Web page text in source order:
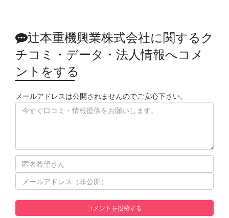
辻本重機興業株式会社に関するク
チコミ・データ・法人情報へコメ
ントをする
メールアドレスは公開されませんのでご安心下さい。